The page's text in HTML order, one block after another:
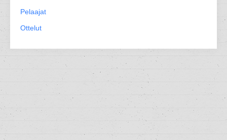
Pelaajat
Ottelut